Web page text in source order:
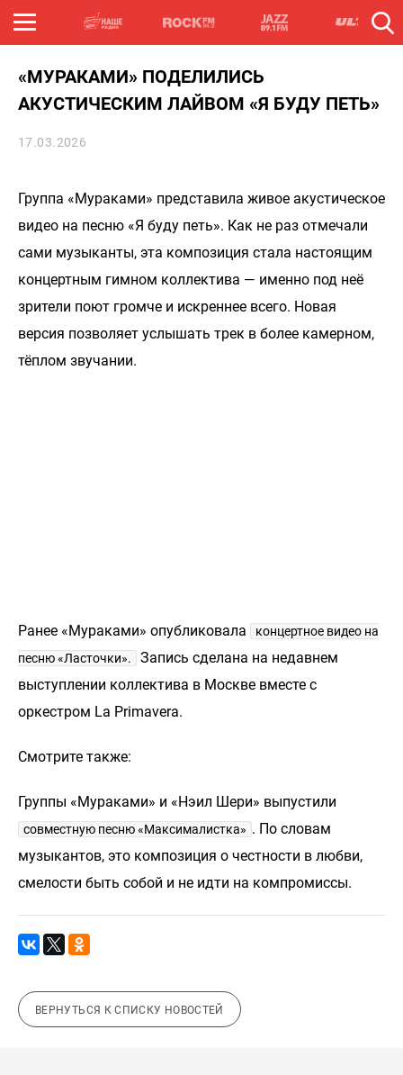
«МУРАКАМИ» ПОДЕЛИЛИСЬ
АКУСТИЧЕСКИМ ЛАЙВОМ «Я БУДУ ПЕТЬ»
17.03.2026
Группа «Мураками» представила живое акустическое
видео на песню «Я буду петь». Как не раз отмечали
сами музыканты, эта композиция стала настоящим
концертным гимном коллектива — именно под неё
зрители поют громче и искреннее всего. Новая
версия позволяет услышать трек в более камерном,
тёплом звучании.
Ранее «Мураками» опубликовала
концертное видео на
песню «Ласточки».
Запись сделана на недавнем
выступлении коллектива в Москве вместе с
оркестром La Primavera.
Смотрите также:
Группы «Мураками» и «Нэил Шери» выпустили
совместную песню «Максималистка» . По словам
музыкантов, это композиция о честности в любви,
смелости быть собой и не идти на компромиссы.
ВЕРНУТЬСЯ К СПИСКУ НОВОСТЕЙ